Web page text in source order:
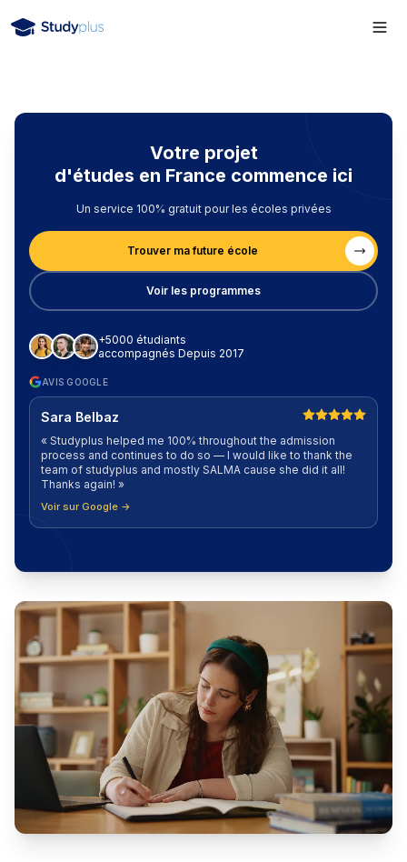
Votre projet
d'études en France commence ici
Un service 100% gratuit pour les écoles privées
Trouver ma future école
Voir les programmes
+5000 étudiants
accompagnés Depuis 2017
AVIS GOOGLE
Sara Belbaz
« Studyplus helped me 100% throughout the admission
process and continues to do so — I would like to thank the
team of studyplus and mostly SALMA cause she did it all!
Thanks again! »
Voir sur Google →